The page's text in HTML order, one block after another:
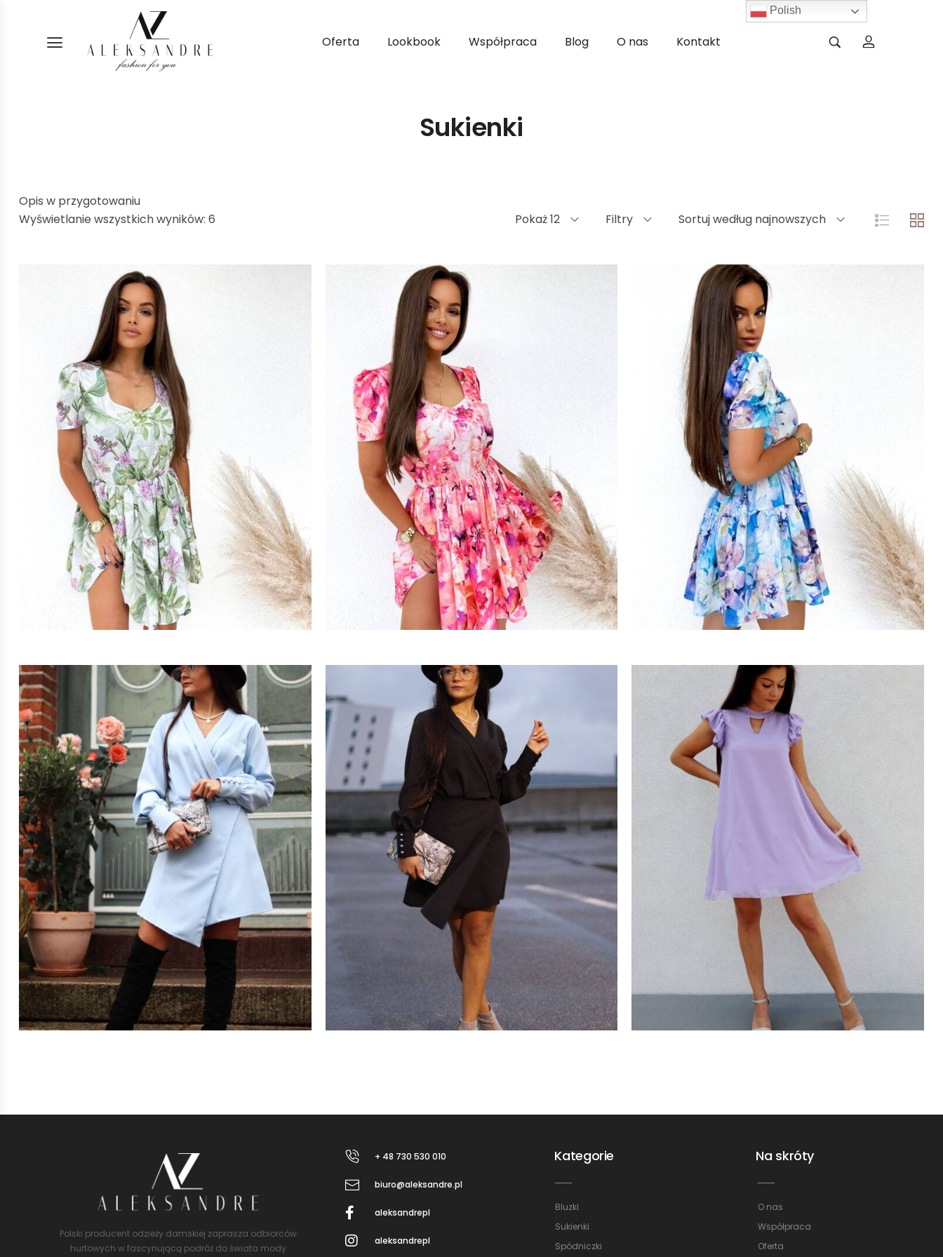
Oferta Lookbook Współpraca Blog O nas Kontakt
Sukienki
Opis w przygotowaniu
Wyświetlanie wszystkich wyników: 6
Pokaż 12 Filtry Sortuj według najnowszych
Polski producent odzieży damskiej zaprasza odbiorców
hurtowych w fascynującą podróż do świata mody
+ 48 730 530 010
biuro@aleksandre.pl
aleksandrepl
aleksandrepl
Kategorie
Bluzki
Sukienki
Spódniczki
Na skróty
O nas
Współpraca
Oferta
Polish